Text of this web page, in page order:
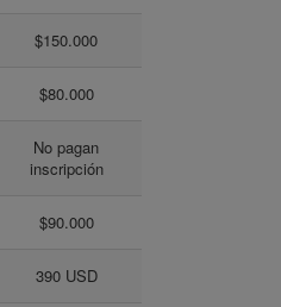
$150.000
$80.000
No pagan
inscripción
$90.000
390 USD